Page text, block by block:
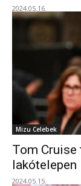
2024.05.16.
Mizu Celebek
Tom
lakótelepen
2024.05.15.